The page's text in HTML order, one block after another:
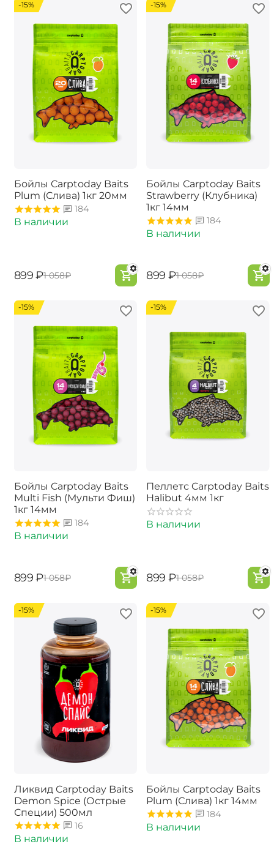
-15%
Бойлы Carptoday Baits
Plum (Слива) 1кг 20мм
184
В наличии
‍899‍ ₽‍1 058‍₽
-15%
Бойлы Carptoday Baits
Strawberry (Клубника)
1кг 14мм
184
В наличии
‍899‍ ₽‍1 058‍₽
-15%
Бойлы Carptoday Baits
Multi Fish (Мульти Фиш)
1кг 14мм
184
В наличии
‍899‍ ₽‍1 058‍₽
-15%
Пеллетс Carptoday Baits
Halibut 4мм 1кг
В наличии
‍899‍ ₽‍1 058‍₽
-15%
Ликвид Carptoday Baits
Demon Spice (Острые
Специи) 500мл
16
В наличии
-15%
Бойлы Carptoday Baits
Plum (Слива) 1кг 14мм
184
В наличии